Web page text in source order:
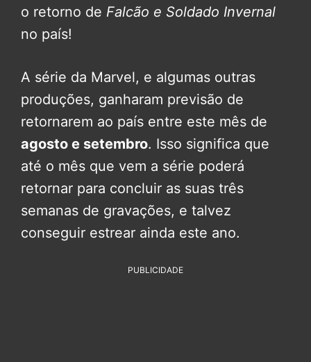
o retorno de Falcão e Soldado Invernal
no país!
A série da Marvel, e algumas outras
produções, ganharam previsão de
retornarem ao país entre este mês de
agosto e setembro. Isso significa que
até o mês que vem a série poderá
retornar para concluir as suas três
semanas de gravações, e talvez
conseguir estrear ainda este ano.
PUBLICIDADE